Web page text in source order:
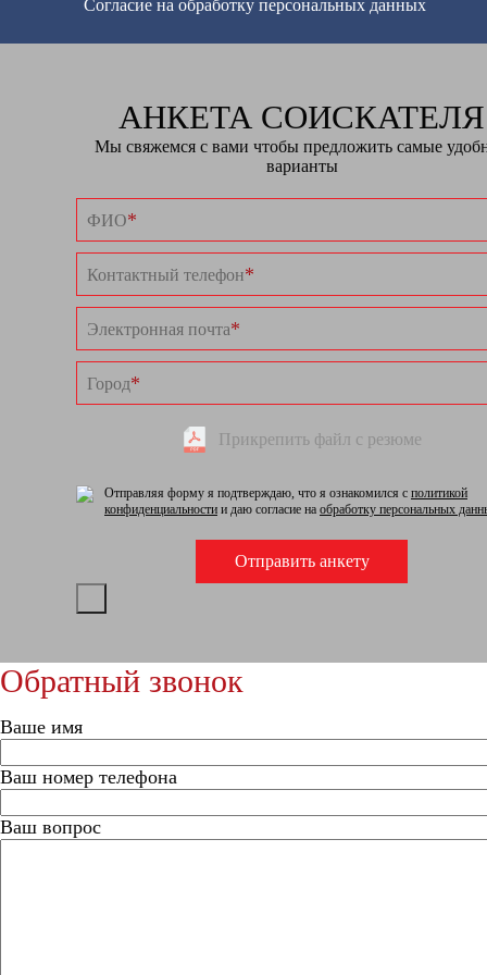
Согласие на обработку персональных данных
АНКЕТА СОИСКАТЕЛЯ
Мы свяжемся с вами чтобы предложить самые
варианты
ФИО*
Контактный телефон*
Электронная почта*
Город*
Прикрепить файл с резюме
Отправляя форму я подтверждаю, что я ознакомился с политикой
конфиденциальности и даю согласие на обработку персональных
Обратный звонок
Ваше имя
Ваш номер телефона
Ваш вопрос